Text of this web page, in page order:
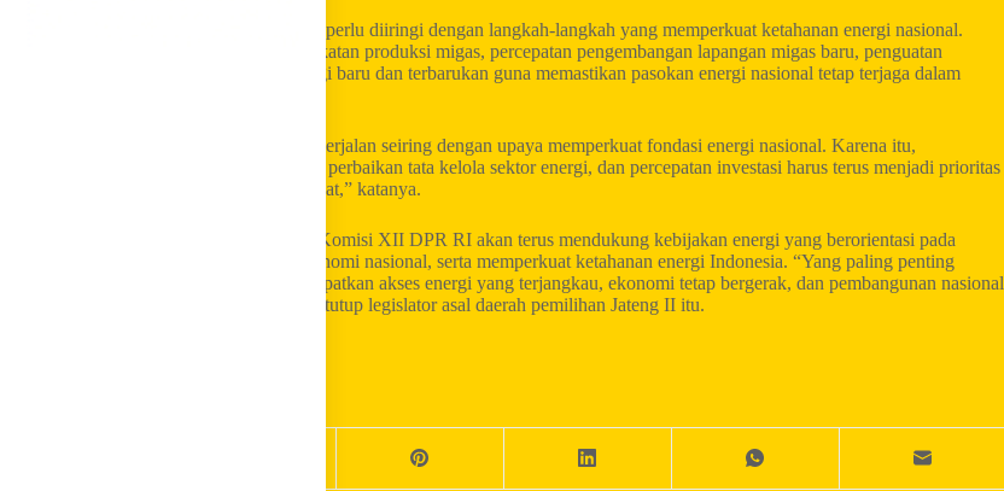
Ia menilai kebijakan menjaga harga energi perlu diiringi dengan langkah-langkah yang memperkuat ketahanan energi nasional.
Pemerintah perlu terus mendorong peningkatan produksi migas, percepatan pengembangan lapangan migas baru, penguatan
hilirisasi energi, serta pengembangan energi baru dan terbarukan guna memastikan pasokan energi nasional tetap terjaga dalam
“Keberpihakan kepada masyarakat harus berjalan seiring dengan upaya memperkuat fondasi energi nasional. Karena itu,
peningkatan produksi energi dalam negeri, perbaikan tata kelola sektor energi, dan percepatan investasi harus terus menjadi prioritas
agar ketahanan energi nasional semakin kuat,” katanya.
Sebagai mitra kerja Kementerian ESDM, Komisi XII DPR RI akan terus mendukung kebijakan energi yang berorientasi pada
kepentingan rakyat, menjaga stabilitas ekonomi nasional, serta memperkuat ketahanan energi Indonesia. “Yang paling penting
adalah bagaimana masyarakat tetap mendapatkan akses energi yang terjangkau, ekonomi tetap bergerak, dan pembangunan nasional
dapat terus berjalan secara berkelanjutan,” tutup legislator asal daerah pemilihan Jateng II itu.